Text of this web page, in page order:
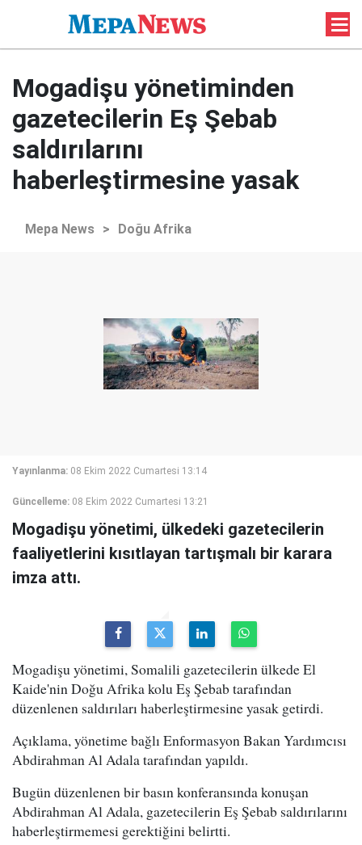
Mogadişu yönetiminden
gazetecilerin Eş Şebab
saldırılarını
haberleştirmesine yasak
Mepa News > Doğu Afrika
Yayınlanma: 08 Ekim 2022 Cumartesi 13:14
Güncelleme: 08 Ekim 2022 Cumartesi 13:21
Mogadişu yönetimi, ülkedeki gazetecilerin
faaliyetlerini kısıtlayan tartışmalı bir karara
imza attı.
Mogadişu yönetimi, Somalili gazetecilerin ülkede El
Kaide'nin Doğu Afrika kolu Eş Şebab tarafından
düzenlenen saldırıları haberleştirmesine yasak getirdi.
Açıklama, yönetime bağlı Enformasyon Bakan Yardımcısı
Abdirahman Al Adala tarafından yapıldı.
Bugün düzenlenen bir basın konferansında konuşan
Abdirahman Al Adala, gazetecilerin Eş Şebab saldırılarını
haberleştirmemesi gerektiğini belirtti.